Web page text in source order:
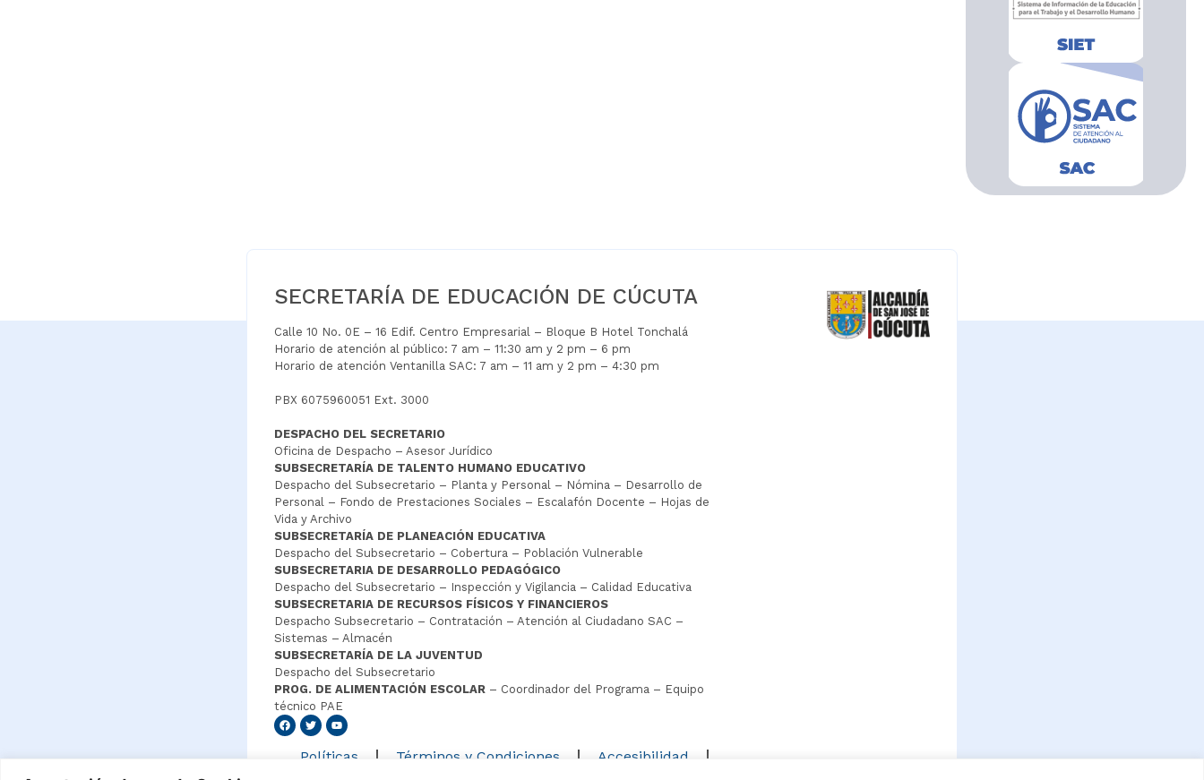
SECRETARÍA DE EDUCACIÓN DE CÚCUTA
Calle 10 No. 0E – 16 Edif. Centro Empresarial – Bloque B Hotel Tonchalá
Horario de atención al público: 7 am – 11:30 am y 2 pm – 6 pm
Horario de atención Ventanilla SAC: 7 am – 11 am y 2 pm – 4:30 pm
PBX 6075960051 Ext. 3000
DESPACHO DEL SECRETARIO
Oficina de Despacho – Asesor Jurídico
SUBSECRETARÍA DE TALENTO HUMANO EDUCATIVO
Despacho del Subsecretario – Planta y Personal – Nómina – Desarrollo de
Personal – Fondo de Prestaciones Sociales – Escalafón Docente – Hojas de
Vida y Archivo
SUBSECRETARÍA DE PLANEACIÓN EDUCATIVA
Despacho del Subsecretario – Cobertura – Población Vulnerable
SUBSECRETARIA DE DESARROLLO PEDAGÓGICO
Despacho del Subsecretario – Inspección y Vigilancia – Calidad Educativa
SUBSECRETARIA DE RECURSOS FÍSICOS Y FINANCIEROS
Despacho Subsecretario – Contratación – Atención al Ciudadano SAC –
Sistemas – Almacén
SUBSECRETARÍA DE LA JUVENTUD
Despacho del Subsecretario
PROG. DE ALIMENTACIÓN ESCOLAR– Coordinador del Programa – Equipo
técnico PAE
Políticas Términos y Condiciones Accesibilidad